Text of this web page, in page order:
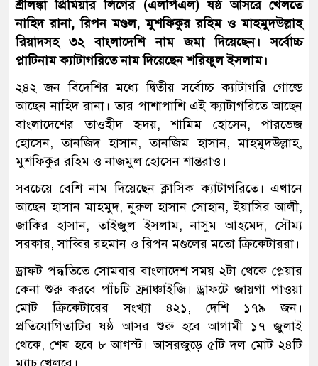
শ্রীলঙ্কা প্রিমিয়ার লিগের (এলপিএল) ষষ্ঠ আসরে খেলতে
নাহিদ রানা, রিপন মণ্ডল, মুশফিকুর রহিম ও মাহমুদউল্লাহ
রিয়াদসহ ৩২ বাংলাদেশি নাম জমা দিয়েছেন। সর্বোচ্চ
প্লাটিনাম ক্যাটাগরিতে নাম দিয়েছেন শরিফুল ইসলাম।
২৪২ জন বিদেশির মধ্যে দ্বিতীয় সর্বোচ্চ ক্যাটাগরি গোল্ডে
আছেন নাহিদ রানা। তার পাশাপাশি এই ক্যাটাগরিতে আছেন
বাংলাদেশের তাওহীদ হৃদয়, শামিম হোসেন, পারভেজ
হোসেন, তানজিদ হাসান, তানজিম হাসান, মাহমুদউল্লাহ,
মুশফিকুর রহিম ও নাজমুল হোসেন শান্তরাও।
সবচেয়ে বেশি নাম দিয়েছেন ক্লাসিক ক্যাটাগরিতে। এখানে
আছেন হাসান মাহমুদ, নুরুল হাসান সোহান, ইয়াসির আলী,
জাকির হাসান, তাইজুল ইসলাম, নাসুম আহমেদ, সৌম্য
সরকার, সাব্বির রহমান ও রিপন মণ্ডলের মতো ক্রিকেটাররা।
ড্রাফট পদ্ধতিতে সোমবার বাংলাদেশ সময় ২টা থেকে প্লেয়ার
কেনা শুরু করবে পাঁচটি ফ্র্যাঞ্চাইজি। ড্রাফটে জায়গা পাওয়া
মোট ক্রিকেটারের সংখ্যা ৪২১, দেশি ১৭৯ জন।
প্রতিযোগিতাটির ষষ্ঠ আসর শুরু হবে আগামী ১৭ জুলাই
থেকে, শেষ হবে ৮ আগস্ট। আসরজুড়ে ৫টি দল মোট ২৪টি